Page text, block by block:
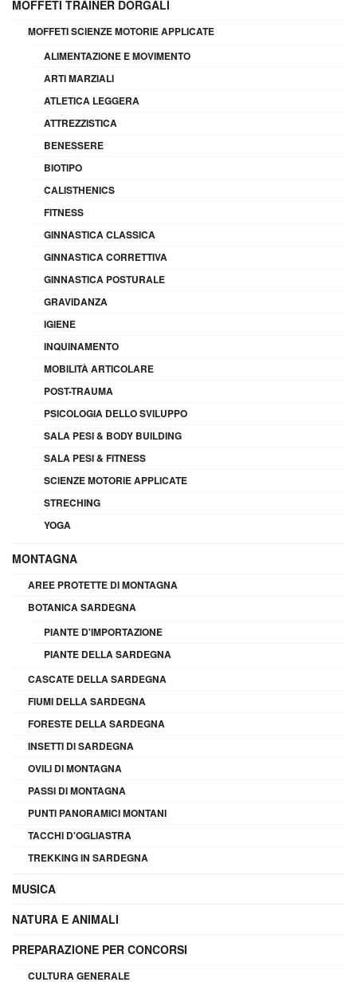
MOFFETI TRAINER DORGALI
MOFFETI SCIENZE MOTORIE APPLICATE
ALIMENTAZIONE E MOVIMENTO
ARTI MARZIALI
ATLETICA LEGGERA
ATTREZZISTICA
BENESSERE
BIOTIPO
CALISTHENICS
FITNESS
GINNASTICA CLASSICA
GINNASTICA CORRETTIVA
GINNASTICA POSTURALE
GRAVIDANZA
IGIENE
INQUINAMENTO
MOBILITÀ ARTICOLARE
POST-TRAUMA
PSICOLOGIA DELLO SVILUPPO
SALA PESI & BODY BUILDING
SALA PESI & FITNESS
SCIENZE MOTORIE APPLICATE
STRECHING
YOGA
MONTAGNA
AREE PROTETTE DI MONTAGNA
BOTANICA SARDEGNA
PIANTE D'IMPORTAZIONE
PIANTE DELLA SARDEGNA
CASCATE DELLA SARDEGNA
FIUMI DELLA SARDEGNA
FORESTE DELLA SARDEGNA
INSETTI DI SARDEGNA
OVILI DI MONTAGNA
PASSI DI MONTAGNA
PUNTI PANORAMICI MONTANI
TACCHI D'OGLIASTRA
TREKKING IN SARDEGNA
MUSICA
NATURA E ANIMALI
PREPARAZIONE PER CONCORSI
CULTURA GENERALE